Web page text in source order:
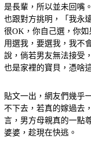
是長輩，所以並未回嘴
也跟對方挑明，「我永
很OK，你自己選，你
用選我，要選我，我不
說，倘若男友無法接受
也是家裡的寶貝，憑啥
貼文一出，網友們幾乎
不下去，若真的嫁過去
言，男方母親真的一點
婆婆，趁現在快逃。